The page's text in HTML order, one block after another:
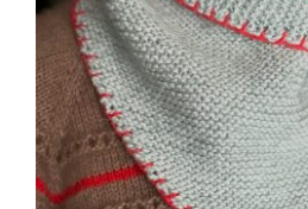
Blog
Contacto
Newsletter